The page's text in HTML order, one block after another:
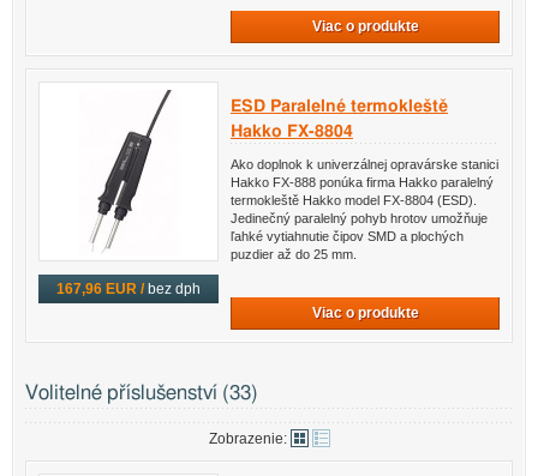
Viac o produkte
167,96 EUR / bez dph
ESD Paralelné termokleště
Hakko FX-8804
Ako doplnok k univerzálnej opravárske stanici
Hakko FX-888 ponúka firma Hakko paralelný
termokleště Hakko model FX-8804 (ESD).
Jedinečný paralelný pohyb hrotov umožňuje
ľahké vytiahnutie čipov SMD a plochých
puzdier až do 25 mm.
Viac o produkte
Volitelné příslušenství (33)
Zobrazenie: